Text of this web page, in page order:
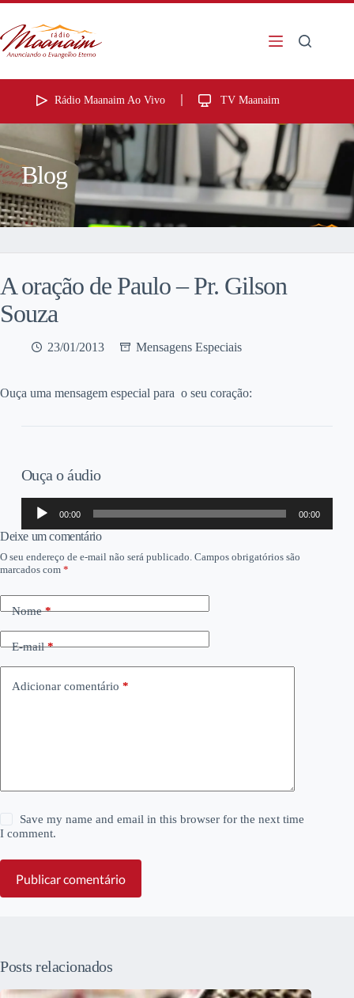
Rádio Maanaim Ao Vivo TV Maanaim
Blog
A oração de Paulo – Pr. Gilson
Souza
23/01/2013 Mensagens Especiais
Ouça uma mensagem especial para o seu coração:
Ouça o áudio
Tocador
áudio
00:00 00:00
Deixe um comentário
O seu endereço de e-mail não será publicado. Campos obrigatórios são
marcados com *
Nome*
E-mail*
Adicionar comentário *
Save my name and email in this browser for the next time
I comment.
Publicar comentário
Posts relacionados